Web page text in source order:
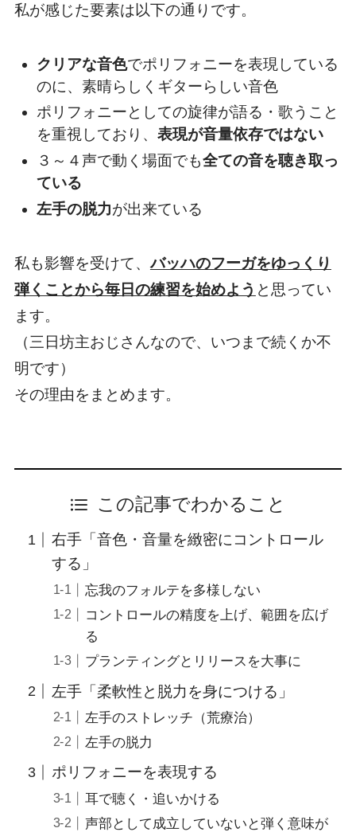
私が感じた要素は以下の通りです。
クリアな音色でポリフォニーを表現している
のに、素晴らしくギターらしい音色
ポリフォニーとしての旋律が語る・歌うこと
を重視しており、表現が音量依存ではない
３～４声で動く場面でも全ての音を聴き取っ
ている
左手の脱力が出来ている
私も影響を受けて、バッハのフーガをゆっくり
弾くことから毎日の練習を始めよう と思ってい
ます。
（三日坊主おじさんなので、いつまで続くか不
明です）
その理由をまとめます。
この記事でわかること
右手「音色・音量を緻密にコントロール
する」
忘我のフォルテを多様しない
コントロールの精度を上げ、範囲を広げ
る
プランティングとリリースを大事に
左手「柔軟性と脱力を身につける」
左手のストレッチ（荒療治）
左手の脱力
ポリフォニーを表現する
耳で聴く・追いかける
声部として成立していないと弾く意味が